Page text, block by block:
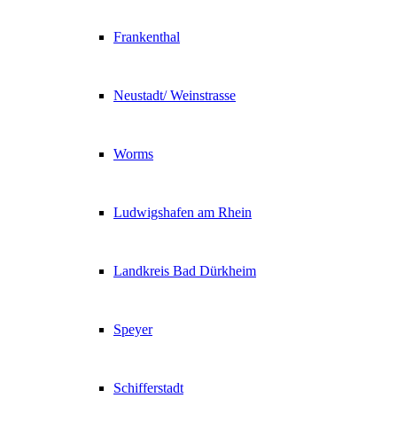
Frankenthal
Neustadt/ Weinstrasse
Worms
Ludwigshafen am Rhein
Landkreis Bad Dürkheim
Speyer
Schifferstadt